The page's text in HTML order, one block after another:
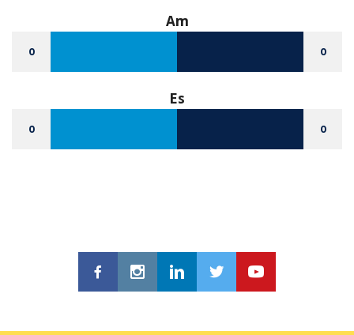
Am
0 0
Es
0 0